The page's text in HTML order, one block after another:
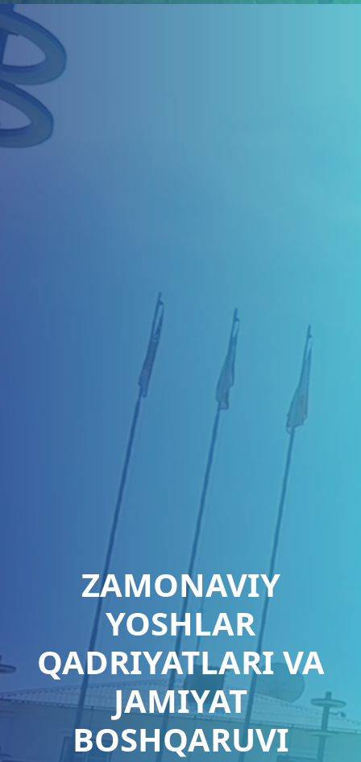
ZAMONAVIY
YOSHLAR
QADRIYATLARI VA
JAMIYAT
BOSHQARUVI